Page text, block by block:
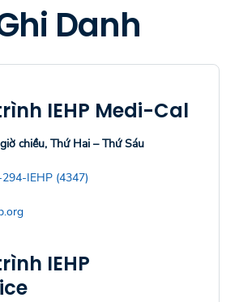
Danh
IEHP Medi-Cal
chiều, Thứ Hai – Thứ Sáu
IEHP (4347)
IEHP